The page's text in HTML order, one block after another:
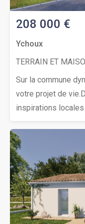
208 000 €
Ychoux
TERRAIN ET
Sur la commune
votre projet de
inspirations
orientation, vous
avec ses 2
prestations.En
Landaise!Profitez
moins de 30
minutes de l’A63
de 40 ans